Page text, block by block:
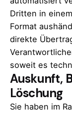
Dritten in
Format
direkte
soweit es
Auskunft,
Löschung
Sie haben im